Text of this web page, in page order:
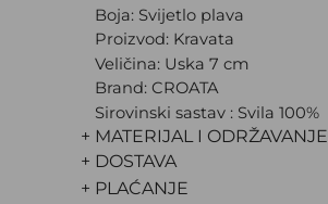
Boja: Svijetlo plava
Proizvod: Kravata
Veličina: Uska 7 cm
Brand: CROATA
Sirovinski sastav : Svila 100%
+ MATERIJAL I ODRŽAVANJE
+ DOSTAVA
+ PLAĆANJE